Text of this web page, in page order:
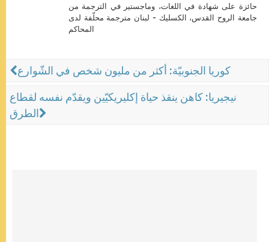
حائزة على شهادة في اللغات، وماجستير في الترجمة من
جامعة الروح القدس، الكسليك - لبنان مترجمة محلّفة لدى
المحاكم
كوريا الجنوبيّة: أكثر من مليون شخص في الشّوارع
نيجيريا: كاهن ينقذ حياة إكليريكيّين ويقدّم نفسه لقطاع
الطرق